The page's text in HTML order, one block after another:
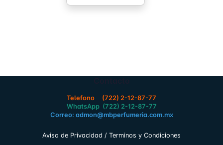
Telefono (722) 2-12-87-77
WhatsApp (722) 2-12-87-77
Correo: admon@mbperfumeria.com.mx
Aviso de Privacidad / Terminos y Condiciones